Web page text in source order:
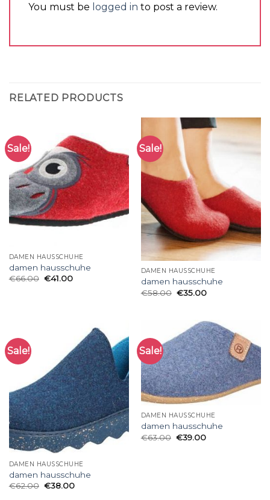
You must be logged in to post a review.
RELATED PRODUCTS
Sale!
DAMEN HAUSSCHUHE
damen hausschuhe
€66.00 €41.00
Sale!
DAMEN HAUSSCHUHE
damen hausschuhe
€58.00 €35.00
Sale!
DAMEN HAUSSCHUHE
damen hausschuhe
€62.00 €38.00
Sale!
DAMEN HAUSSCHUHE
damen hausschuhe
€63.00 €39.00